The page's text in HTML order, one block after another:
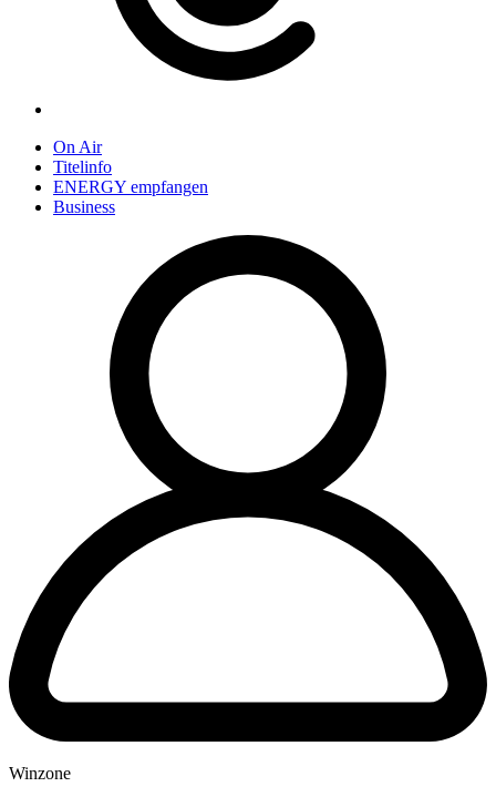
On Air
Titelinfo
ENERGY empfangen
Business
Winzone